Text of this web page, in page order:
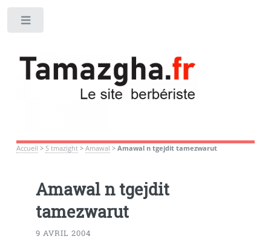
Accueil > S tmazight> Amawal > Amawal n tgejdit tamezwarut
Amawal n tgejdit
tamezwarut
9 AVRIL 2004